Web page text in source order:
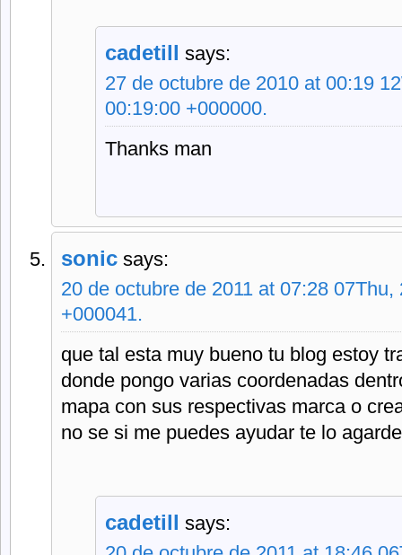
cadetill says:
27 de octubre de 2010 at 00:19
00:19:00 +000000.
Thanks man
sonic says:
20 de octubre de 2011 at 07:28
+000041.
que tal esta muy bueno tu blog estoy
donde pongo varias coordenadas
mapa con sus respectivas marca o
no se si me puedes ayudar te lo
cadetill says: